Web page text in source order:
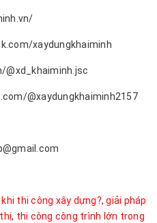
xaydungkhaiminh
@xaydungkhaiminh2157
thi công xây dựng?,giải pháp
, thi công công trình lớn trong